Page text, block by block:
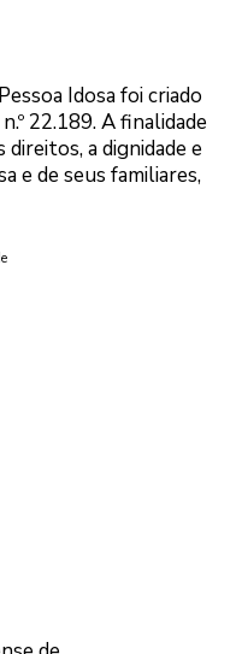
Idosa foi criado
22.189. A finalidade
a dignidade e
e de seus familiares,